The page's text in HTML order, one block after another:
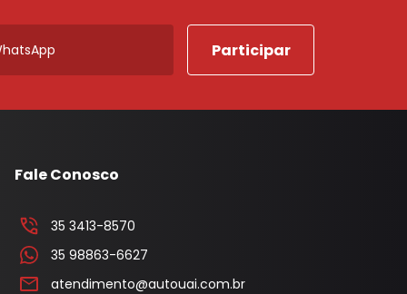
Fale Conosco
35 3413-8570
35 98863-6627
atendimento@autouai.com.br